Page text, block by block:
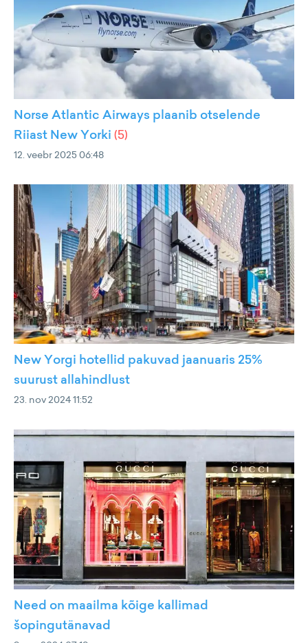
Norse Atlantic Airways plaanib otselende
Riiast New Yorki (5)
12. veebr 2025 06:48
New Yorgi hotellid pakuvad jaanuaris 25%
suurust allahindlust
23. nov 2024 11:52
Need on maailma kõige kallimad
šopingutänavad